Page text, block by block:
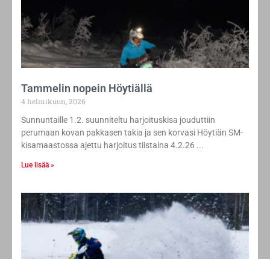
Tammelin nopein Höytiällä
4 helmikuun, 2026
Sunnuntaille 1.2. suunniteltu harjoituskisa jouduttiin
perumaan kovan pakkasen takia ja sen korvasi Höytiän SM-
kisamaastossa ajettu harjoitus tiistaina 4.2.26
Lue lisää »